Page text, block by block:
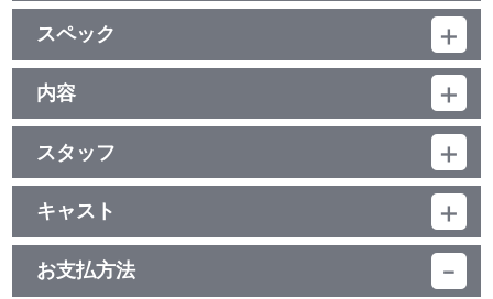
特典
特典ディスク（BD）
■AKIRA SOUND MAKING 2019
■AKIRA SOUND CLIP BY 芸能山城組
■エンドクレジット(1988年公開版)
■絵コンテ集(静止画)
■劇場特報・予告集
特典
他、仕様
スペック
品番：BCQA-0009
ジャンル：劇場公開アニメ
UHD BD：124分+BD：124分+特典BD67分
<4K ULTRA HD Blu-ray> 124 分／ﾄﾞﾙﾋﾞｰTrueHD（5.1ch 192kHz
24bit)・ﾄﾞﾙﾋﾞｰﾃﾞｼﾞﾀﾙ（5.1ch）・ﾘﾆｱPCM（ﾄﾞﾙﾋﾞｰｻﾗｳﾝﾄﾞ）／英
語・ﾄﾞﾙﾋﾞｰTrueHD（5.1ch）／HEVC／100G／16:9<2160p
UltraHigh Definition>／日本語・英語音声収録／日本語・英語字幕
＜BD＞ 124 分／ﾄﾞﾙﾋﾞｰTrueHD（5.1ch 192kHz 24bit）・ﾄﾞﾙﾋﾞｰ
ﾃﾞｼﾞﾀﾙ（5.1ch）・ﾘﾆｱPCM（ﾄﾞﾙﾋﾞｰｻﾗｳﾝﾄﾞ）／英語・ﾄﾞﾙﾋﾞｰ
内容
制作年度：1988年
【収録内容】
1988年7月、関東地区に新型爆弾が使用され、第三次世界大戦が
勃発した。
31年後― 2019年東京湾上に構築されたメガロポリス、ネオ東
京は翌年にオリンピック開催を控え、かつての繁栄を取り戻しつつ
あった。健康優良不良少年グループのリーダー・金田は、荒廃した
この都市でバイクを駆り、暴走と抗争を繰り返していた。ある夜、
スタッフ
原作・監督：大友克洋（講談社・ヤングマガジン連載）／脚本：大
友克洋・橋本以蔵／作曲・指揮：山城祥二／キャラクターデザイ
ン：大友克洋／作画監督:なかむらたかし／作画監督補：森本晃司／
美術監督：水谷利春／音楽：芸能山城組（ビクターエンタテインメ
ント） ／音響監督：明田川 進／録音：瀬川徹夫／撮影監督：三澤
勝治／編集：瀬山武司／アニメーション制作：東京ムービー新社
キャスト
金田：岩田光央／鉄雄：佐々木 望／ケイ：小山茉美／大佐：石田太
郎／竜：玄田哲章／ドクター：鈴木瑞穂／タカシ（26号）：中村龍
彦／キヨコ（25号）：伊藤福恵／マサル（27号）：神藤一弘 他
お支払方法